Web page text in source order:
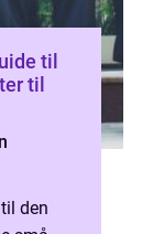
til
til
den